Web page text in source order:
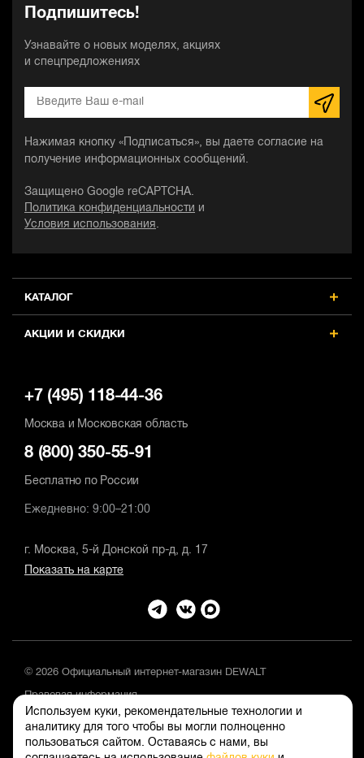
Используем куки, рекомендательные технологии и
аналитику для того чтобы вы могли полноценно
пользоваться сайтом. Оставаясь с нами, вы
КАТАЛОГ
АКЦИИ И СКИДКИ
Подпишитесь!
Узнавайте о новых моделях, акциях
и спецпредложениях
Нажимая кнопку «Подписаться», вы даете согласие на
получение информационных сообщений.
Защищено Google reCAPTCHA.
Политика конфиденциальности
и
Условия использования .
+7 (495) 118-44-36
Москва и Московская область
8 (800) 350-55-91
Бесплатно по России
Ежедневно: 9:00–21:00
г. Москва, 5-й Донской пр-д, д. 17
Показать на карте
© 2026 Официальный интернет-магазин DEWALT
Правовая информация
Положение об обработке и защите персональных данных